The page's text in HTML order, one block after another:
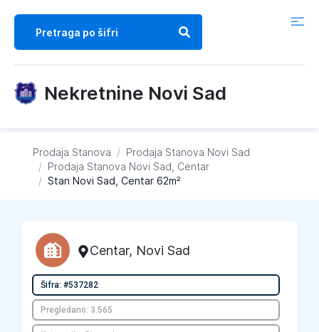
Nekretnine Novi Sad
Prodaja Stanova / Prodaja Stanova Novi Sad
/ Prodaja Stanova Novi Sad, Centar
/ Stan Novi Sad, Centar 62m²
Centar, Novi Sad
Šifra: #537282
Pregledano: 3.565